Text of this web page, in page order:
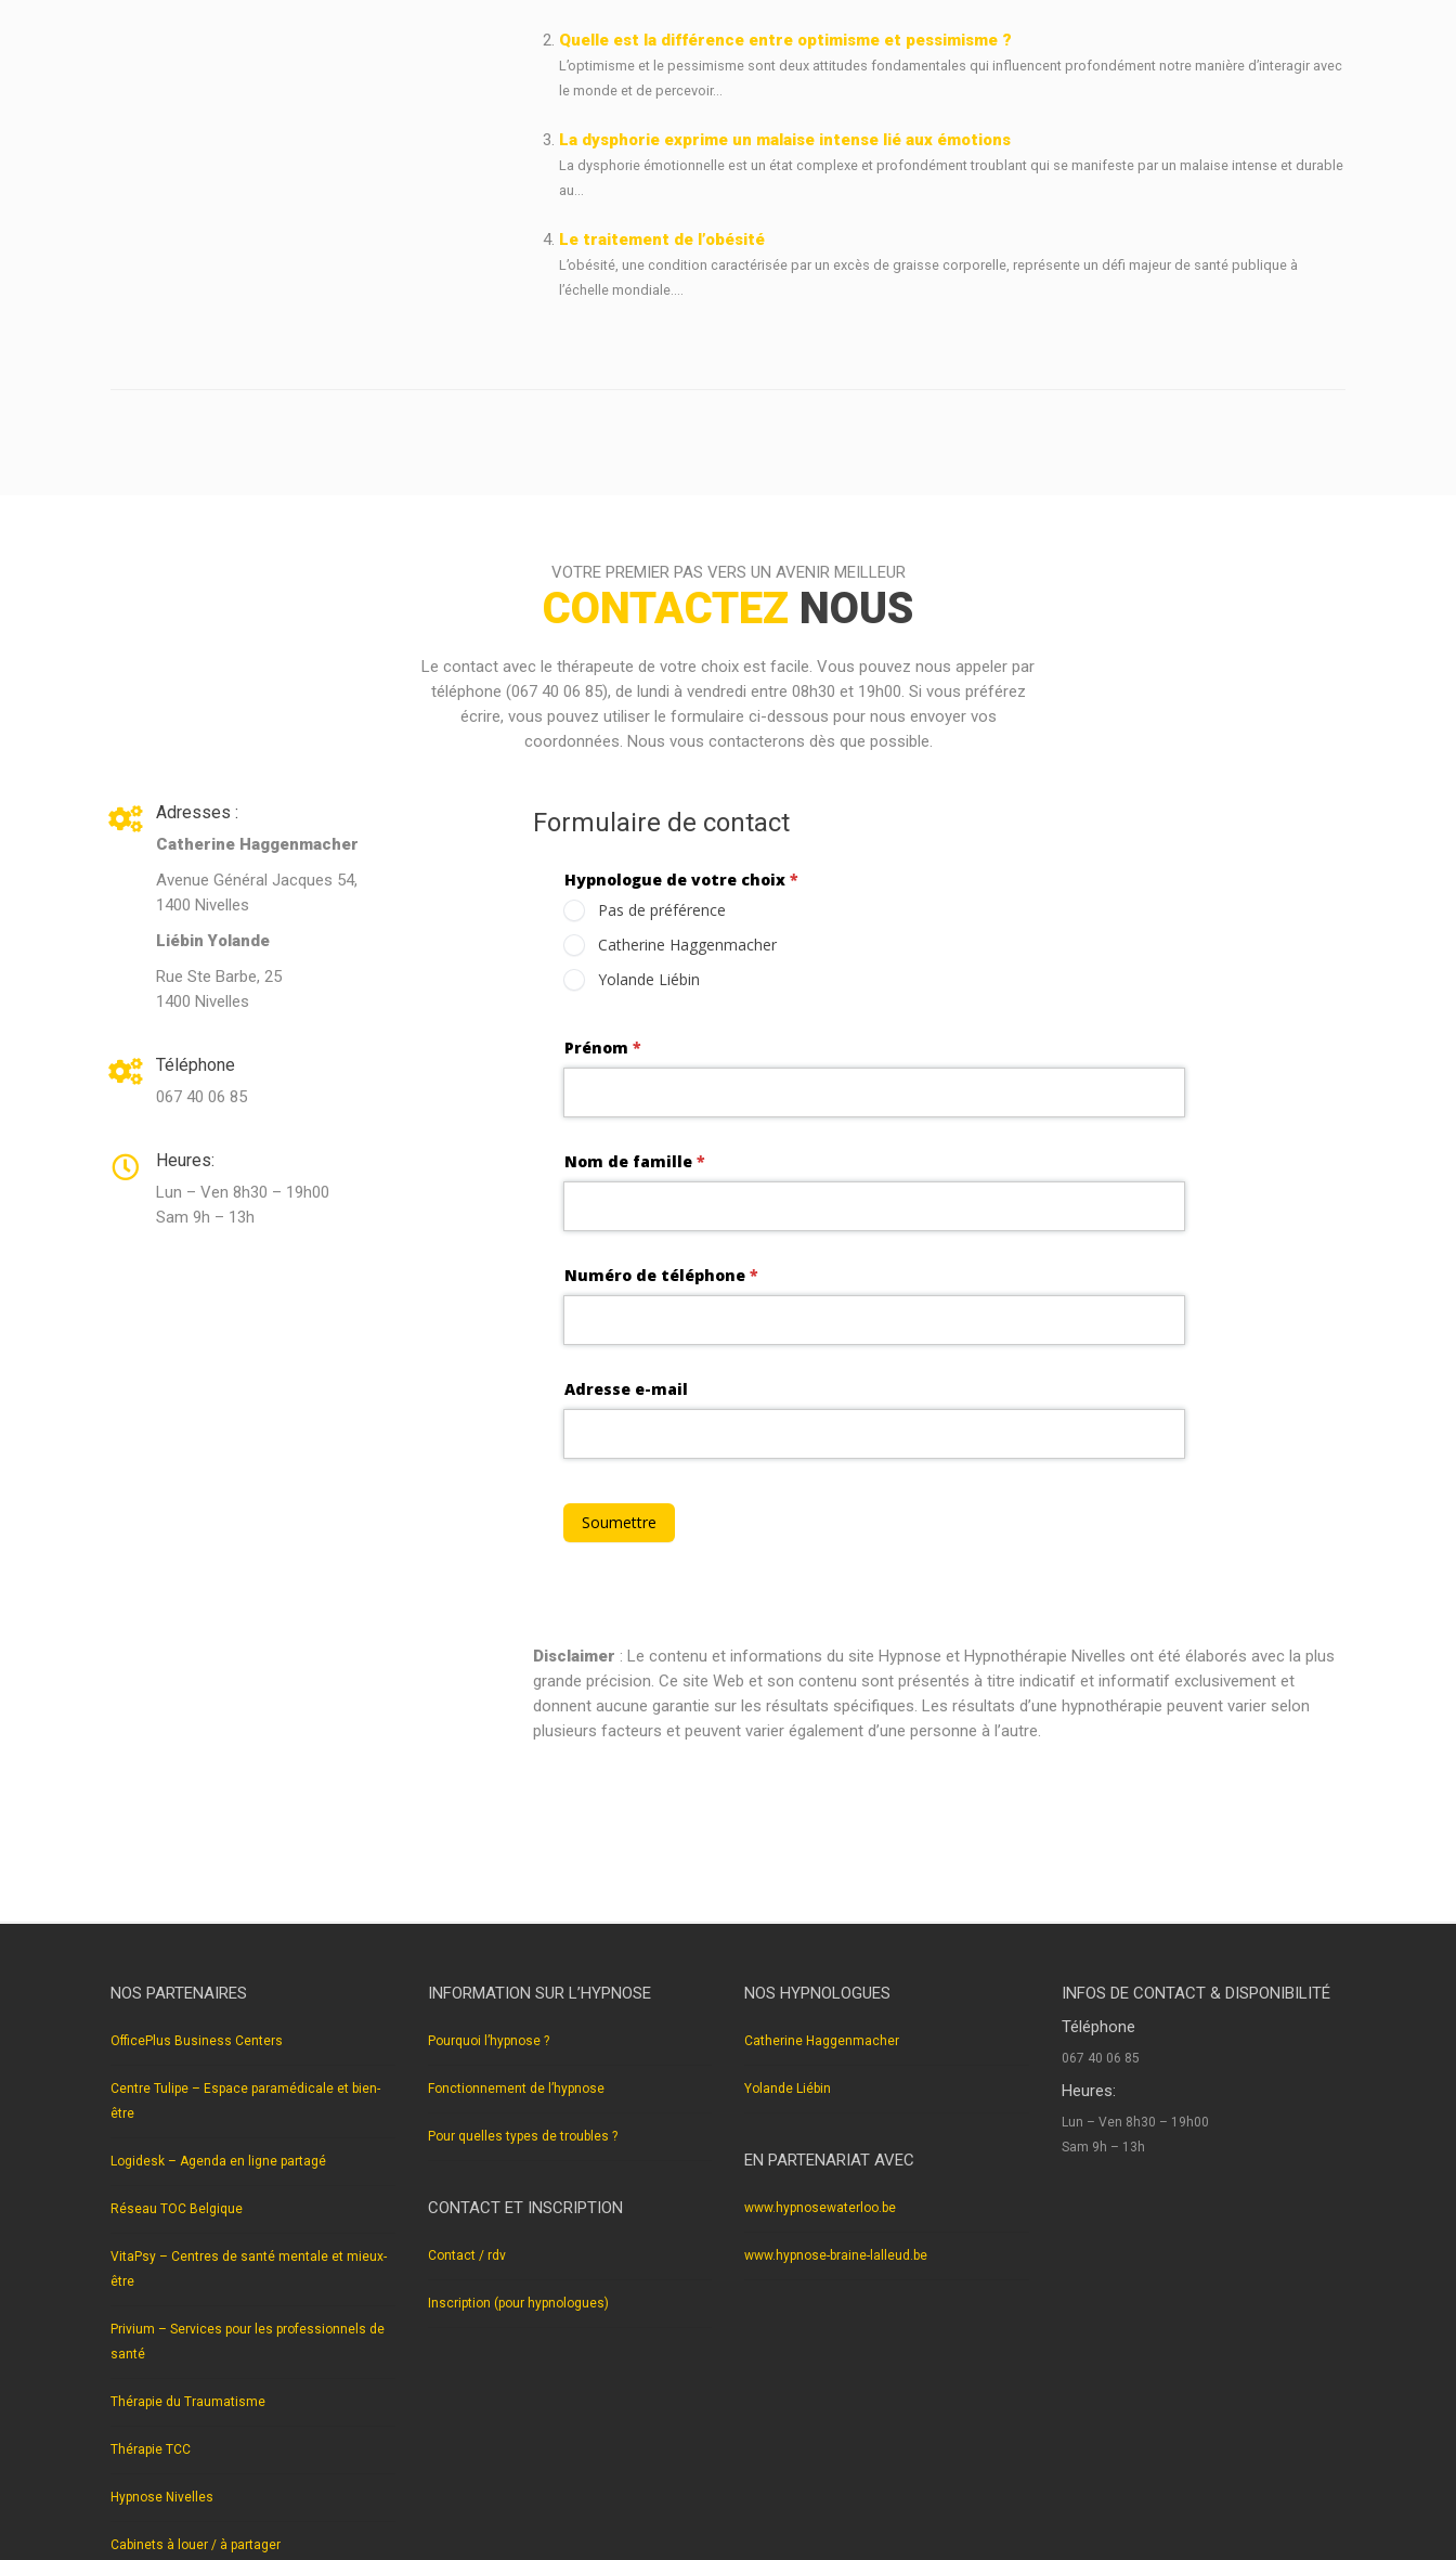
Quelle est la différence entre optimisme et pessimisme ?
L’optimisme et le pessimisme sont deux attitudes fondamentales qui influencent profondément notre manière d’interagir avec
le monde et de percevoir...
La dysphorie exprime un malaise intense lié aux émotions
La dysphorie émotionnelle est un état complexe et profondément troublant qui se manifeste par un malaise intense et durable
au...
Le traitement de l’obésité
L’obésité, une condition caractérisée par un excès de graisse corporelle, représente un défi majeur de santé publique à
l’échelle mondiale....
VOTRE PREMIER PAS VERS UN AVENIR MEILLEUR
CONTACTEZ NOUS
Le contact avec le thérapeute de votre choix est facile. Vous pouvez nous appeler par
téléphone (067 40 06 85), de lundi à vendredi entre 08h30 et 19h00. Si vous préférez
écrire, vous pouvez utiliser le formulaire ci-dessous pour nous envoyer vos
coordonnées. Nous vous contacterons dès que possible.
Adresses :
Catherine Haggenmacher
Avenue Général Jacques 54,
1400 Nivelles
Liébin Yolande
Rue Ste Barbe, 25
1400 Nivelles
Téléphone
067 40 06 85
Heures:
Lun – Ven 8h30 – 19h00
Sam 9h – 13h
Formulaire de contact
Disclaimer : Le contenu et informations du site Hypnose et Hypnothérapie Nivelles ont été élaborés avec la plus
grande précision. Ce site Web et son contenu sont présentés à titre indicatif et informatif exclusivement et
donnent aucune garantie sur les résultats spécifiques. Les résultats d’une hypnothérapie peuvent varier selon
plusieurs facteurs et peuvent varier également d’une personne à l’autre.
NOS PARTENAIRES
OfficePlus Business Centers
Centre Tulipe – Espace paramédicale et bien-
être
Logidesk – Agenda en ligne partagé
Réseau TOC Belgique
VitaPsy – Centres de santé mentale et mieux-
être
Privium – Services pour les professionnels de
santé
Thérapie du Traumatisme
Thérapie TCC
Hypnose Nivelles
Cabinets à louer / à partager
INFORMATION SUR L’HYPNOSE
Pourquoi l’hypnose ?
Fonctionnement de l’hypnose
Pour quelles types de troubles ?
CONTACT ET INSCRIPTION
Contact / rdv
Inscription (pour hypnologues)
NOS HYPNOLOGUES
Catherine Haggenmacher
Yolande Liébin
EN PARTENARIAT AVEC
www.hypnosewaterloo.be
www.hypnose-braine-lalleud.be
INFOS DE CONTACT & DISPONIBILITÉ
Téléphone
067 40 06 85
Heures:
Lun – Ven 8h30 – 19h00
Sam 9h – 13h